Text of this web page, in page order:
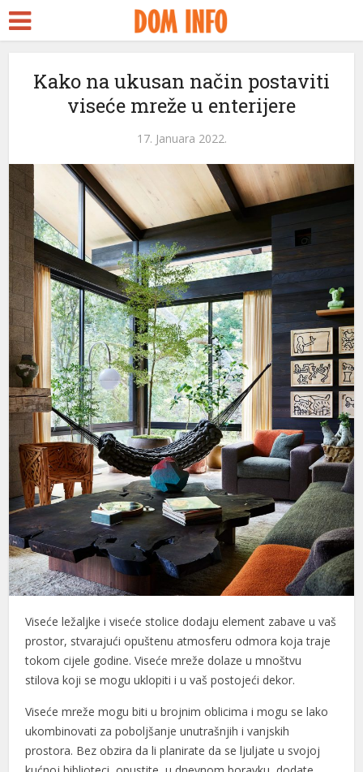
Kako na ukusan način postaviti
viseće mreže u enterijere
17. Januara 2022.
Viseće ležaljke i viseće stolice dodaju element zabave u vaš
prostor, stvarajući opuštenu atmosferu odmora koja traje
tokom cijele godine. Viseće mreže dolaze u mnoštvu
stilova koji se mogu uklopiti i u vaš postojeći dekor.
Viseće mreže mogu biti u brojnim oblicima i mogu se lako
ukombinovati za poboljšanje unutrašnjih i vanjskih
prostora. Bez obzira da li planirate da se ljuljate u svojoj